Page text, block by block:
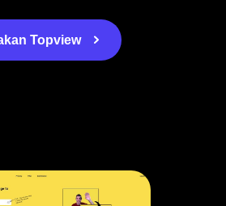
Topview